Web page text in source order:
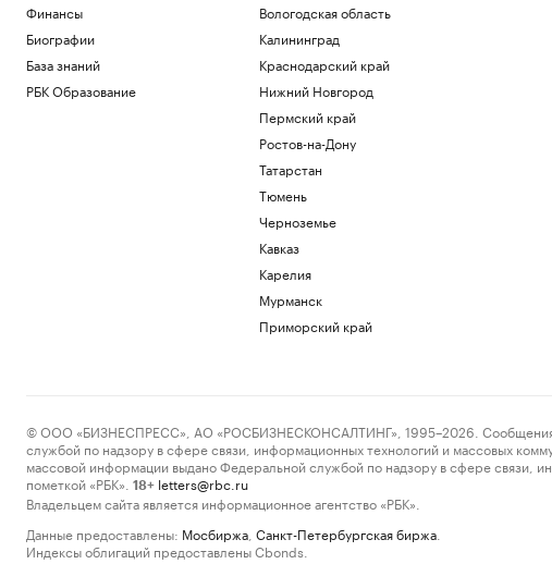
Финансы
Биографии
База знаний
РБК Образование
Вологодская область
Калининград
Краснодарский край
Нижний Новгород
Пермский край
Ростов-на-Дону
Татарстан
Тюмень
Черноземье
Кавказ
Карелия
Мурманск
Приморский край
© ООО «БИЗНЕСПРЕСС», АО «РОСБИЗНЕСКОНСАЛТИНГ», 1995–2026. Сообщения и
службой по надзору в сфере связи, информационных технологий и массовых
массовой информации выдано Федеральной службой по надзору в сфере
пометкой «РБК».
18+ letters@rbc.ru
Владельцем сайта является информационное агентство «РБК».
Данные предоставлены: Мосбиржа Санкт-Петербургская биржа
Индексы облигаций предоставлены Cbonds.